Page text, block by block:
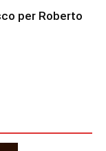
per Roberto